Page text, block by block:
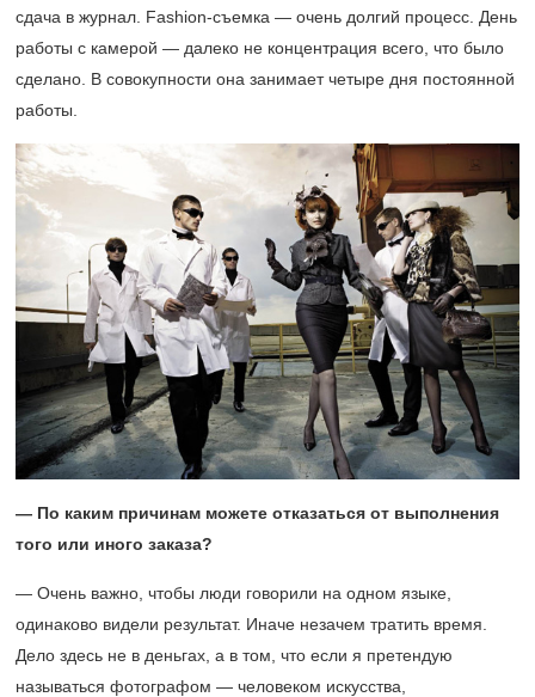
сдача в журнал. Fashion-съемка — очень долгий процесс. День
работы с камерой — далеко не концентрация всего, что было
сделано. В совокупности она занимает четыре дня постоянной
работы.
— По каким причинам можете отказаться от выполнения
того или иного заказа?
— Очень важно, чтобы люди говорили на одном языке,
одинаково видели результат. Иначе незачем тратить время.
Дело здесь не в деньгах, а в том, что если я претендую
называться фотографом — человеком искусства,